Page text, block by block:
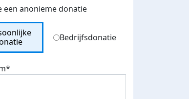
een anonieme donatie
Type Bedrijfsdonatie